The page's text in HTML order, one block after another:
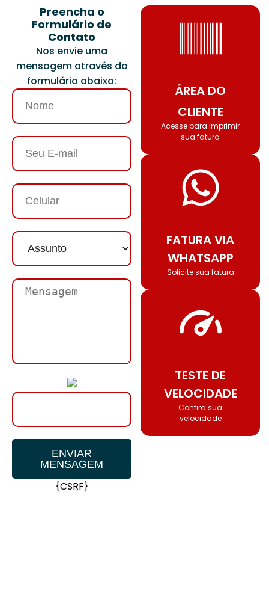
Preencha o
Formulário de
Contato
Nos envie uma
mensagem através do
formulário abaixo:
ENVIAR
MENSAGEM
{CSRF}
ÁREA DO
CLIENTE
Acesse para imprimir
sua fatura
FATURA VIA
WHATSAPP
Solicite sua fatura
TESTE DE
VELOCIDADE
Confira sua
velocidade